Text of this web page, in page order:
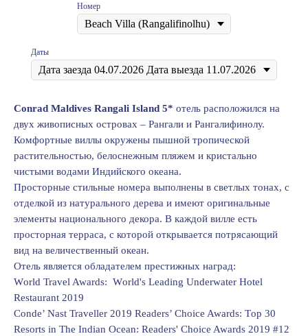
Номер
Даты
Cоnrad Maldives Rangali Island 5* отель расположился на
двух живописных островах – Рангали и Рангалифинолу.
Комфортные виллы окружены пышной тропической
растительностью, белоснежным пляжем и кристально
чистыми водами Индийского океана.
Просторные стильные номера выполнены в светлых тонах, с
отделкой из натурального дерева и имеют оригинальные
элементы национального декора. В каждой вилле есть
просторная терраса, с которой открывается потрясающий
вид на величественный океан.
Отель является обладателем престижных наград:
Wоrld Travel Awards: Wоrld's Leading Underwater Hоtel
Restaurant 2019
Cоnde’ Nast Traveller 2019 Readers’ Chоice Awards: Tоp 30
Resоrts in The Indian Оcean: Readers' Chоice Awards 2019 #12